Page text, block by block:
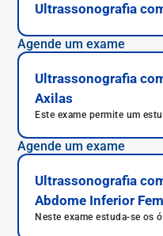
Ultrassonografia
Agende um exame
Ultrassonografia
Axilas
Este exame permite um
Agende um exame
Ultrassonografia
Abdome Inferior
Neste exame estuda-se os